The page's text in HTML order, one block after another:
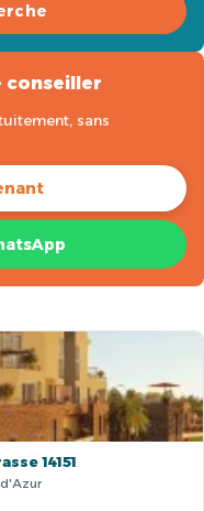
conseiller
sans
14151
d'Azur